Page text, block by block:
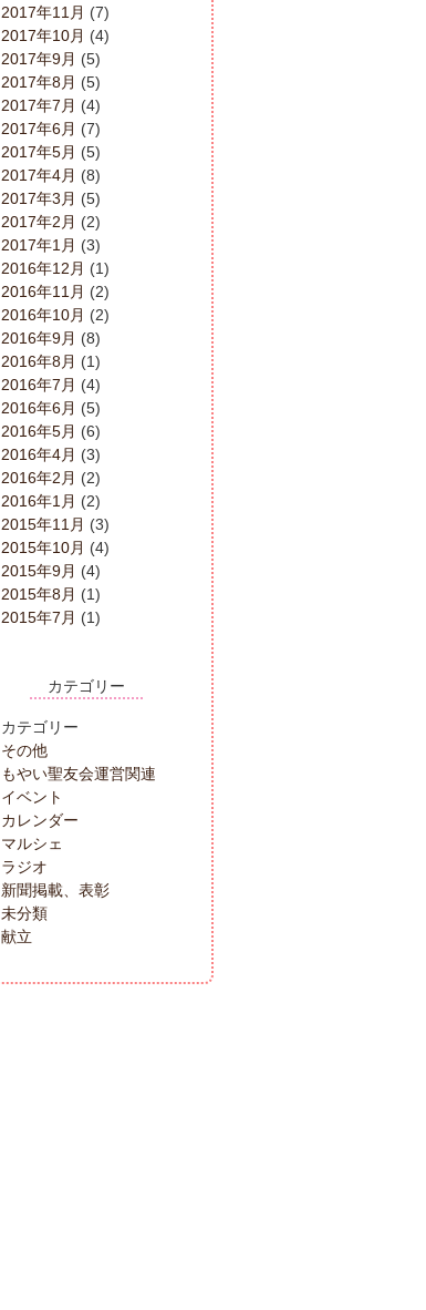
2017年11月 (7)
2017年10月 (4)
2017年9月 (5)
2017年8月 (5)
2017年7月 (4)
2017年6月 (7)
2017年5月 (5)
2017年4月 (8)
2017年3月 (5)
2017年2月 (2)
2017年1月 (3)
2016年12月 (1)
2016年11月 (2)
2016年10月 (2)
2016年9月 (8)
2016年8月 (1)
2016年7月 (4)
2016年6月 (5)
2016年5月 (6)
2016年4月 (3)
2016年2月 (2)
2016年1月 (2)
2015年11月 (3)
2015年10月 (4)
2015年9月 (4)
2015年8月 (1)
2015年7月 (1)
カテゴリー
カテゴリー
その他
もやい聖友会運営関連
イベント
カレンダー
マルシェ
ラジオ
新聞掲載、表彰
未分類
献立